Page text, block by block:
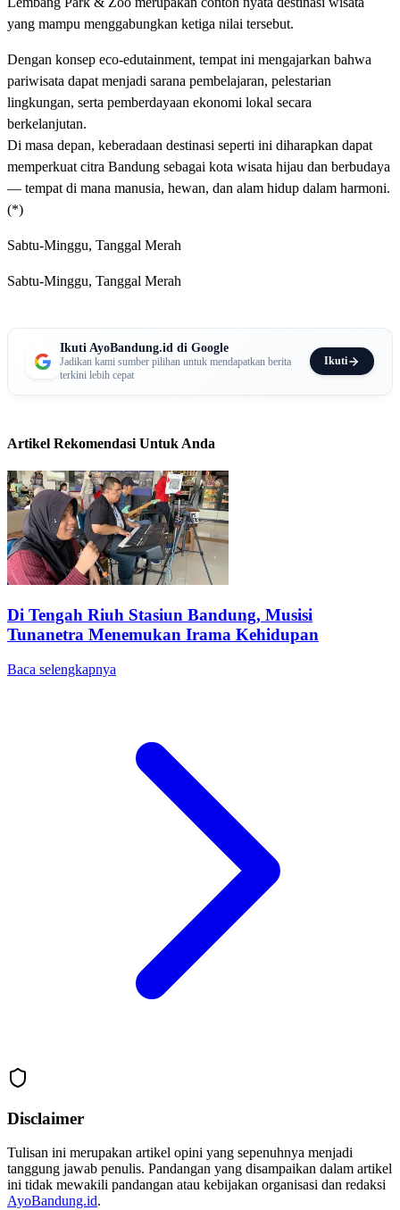
yang mampu menggabungkan ketiga nilai tersebut.
Dengan konsep eco-edutainment, tempat ini mengajarkan bahwa
pariwisata dapat menjadi sarana pembelajaran, pelestarian
lingkungan, serta pemberdayaan ekonomi lokal secara
berkelanjutan.
Di masa depan, keberadaan destinasi seperti ini diharapkan dapat
memperkuat citra Bandung sebagai kota wisata hijau dan berbudaya
— tempat di mana manusia, hewan, dan alam hidup dalam harmoni.
(*)
Sabtu-Minggu, Tanggal Merah
Sabtu-Minggu, Tanggal Merah
Ikuti AyoBandung.id di Google
Jadikan kami sumber pilihan untuk mendapatkan berita
terkini lebih cepat
Ikuti
Artikel Rekomendasi Untuk Anda
Di Tengah Riuh Stasiun Bandung, Musisi
Tunanetra Menemukan Irama Kehidupan
Baca selengkapnya
Disclaimer
Tulisan ini merupakan artikel opini yang sepenuhnya menjadi
tanggung jawab penulis. Pandangan yang disampaikan dalam artikel
ini tidak mewakili pandangan atau kebijakan organisasi dan redaksi
AyoBandung.id.